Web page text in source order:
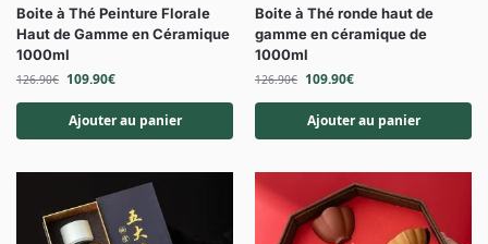
Boite à Thé Peinture Florale
Haut de Gamme en Céramique
1000ml
126.90€ 109.90€
Ajouter au panier
Boite à Thé ronde haut de
gamme en céramique de
1000ml
126.90€ 109.90€
Ajouter au panier